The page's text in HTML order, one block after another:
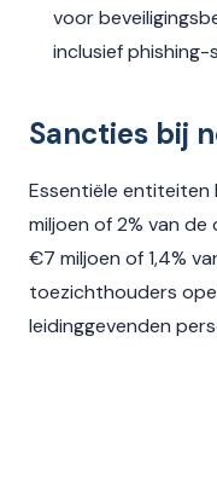
voor
inclusief phishing-
Sancties bij
Essentiële
miljoen of 2% van
€7 miljoen of 1,4%
toezichthouders
leidinggevenden